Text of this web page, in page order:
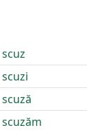
scuz
scuzi
scuză
scuzăm